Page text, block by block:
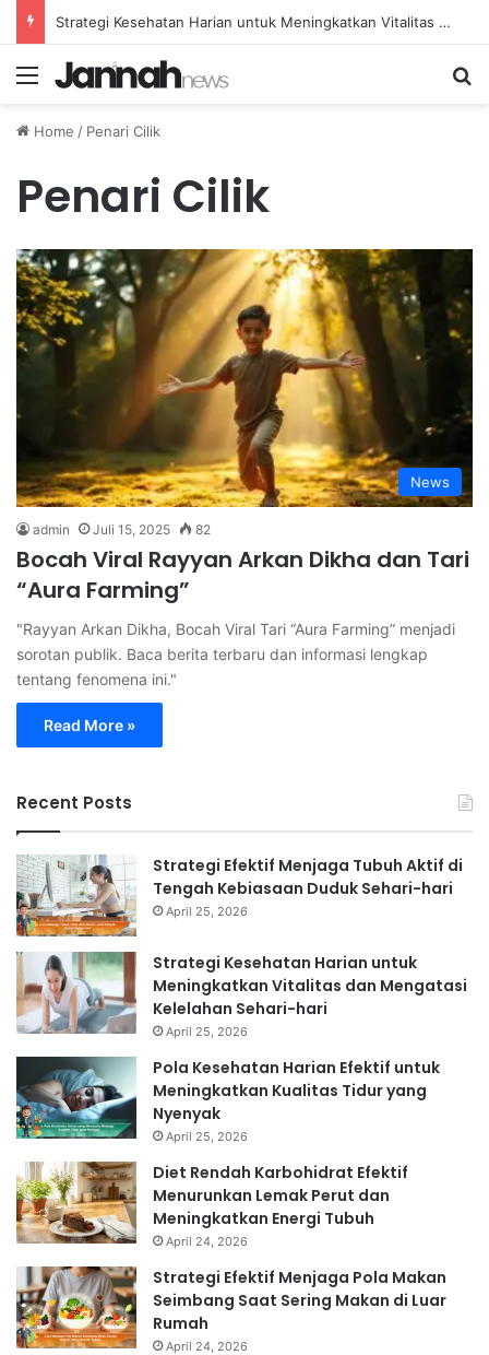
Strategi Kesehatan Harian untuk Meningkatkan Vitalitas dan Mengatasi Kelelahan Sehari-hari
Menu
Home / Penari Cilik
Penari Cilik
News
admin Juli 15, 2025 82
Bocah Viral Rayyan Arkan Dikha dan Tari
“Aura Farming”
"Rayyan Arkan Dikha, Bocah Viral Tari “Aura Farming” menjadi
sorotan publik. Baca berita terbaru dan informasi lengkap
tentang fenomena ini."
Read More »
Recent Posts
Strategi Efektif Menjaga Tubuh Aktif di
Tengah Kebiasaan Duduk Sehari-hari
April 25, 2026
Strategi Kesehatan Harian untuk
Meningkatkan Vitalitas dan Mengatasi
Kelelahan Sehari-hari
April 25, 2026
Pola Kesehatan Harian Efektif untuk
Meningkatkan Kualitas Tidur yang
Nyenyak
April 25, 2026
Diet Rendah Karbohidrat Efektif
Menurunkan Lemak Perut dan
Meningkatkan Energi Tubuh
April 24, 2026
Strategi Efektif Menjaga Pola Makan
Seimbang Saat Sering Makan di Luar
Rumah
April 24, 2026